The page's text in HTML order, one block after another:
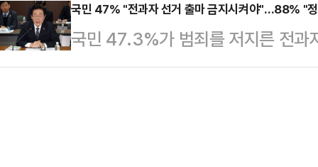
다"고 답했다. "잘 모르겠다"고 답
민주당은 한 대행이 내란 일반 특검
고 재의…
표를 선택한 것으로 나타났다. 이
올린 야권 잠룡들보다 많게는 159
기록했다.데일리안이 여론조사 전
국민 47% "전과자 선거 출마 금지시켜야"…88% "
국민 47.3%가 범죄를 저지른 전과
선거 등 각종 선출직 선거에 출마하